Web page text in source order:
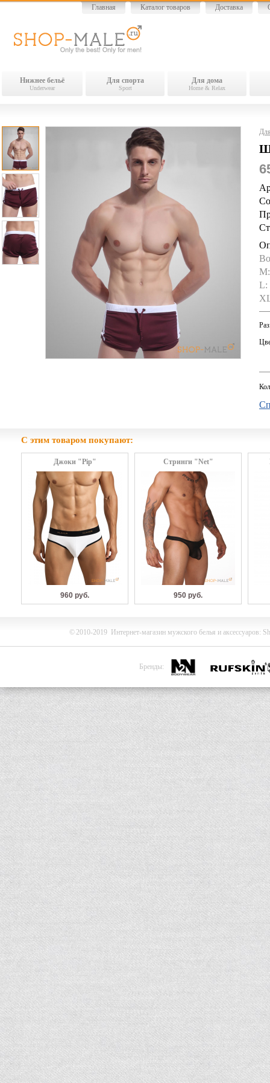
Главная Каталог товаров Доставка
Нижнее бельё
Underwear
Для спорта
Sport
Для дома
Home & Relax
L:
С этим товаром покупают:
Джоки "Pip"
960 руб.
Стринги "Net"
950 руб.
©2010-2019 Интернет-магазин мужского белья и аксессуаров:
Бренды: